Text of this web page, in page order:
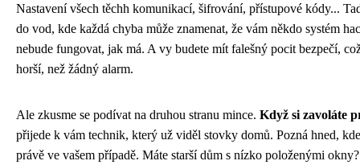
Nastavení všech těchh komunikací, šifrování, přístupové kódy...
do vod, kde každá chyba může znamenat, že vám někdo systém
nebude fungovat, jak má. A vy budete mít falešný pocit bezpečí,
horší, než žádný alarm.
Ale zkusme se podívat na druhou stranu mince. Když si zavoláte
přijede k vám technik, který už viděl stovky domů. Pozná hned,
právě ve vašem případě. Máte starší dům s nízko položenými